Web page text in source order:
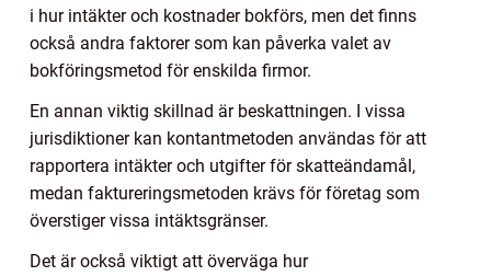
i hur intäkter och kostnader bokförs, men det finns
också andra faktorer som kan påverka valet av
bokföringsmetod för enskilda firmor.
En annan viktig skillnad är beskattningen. I vissa
jurisdiktioner kan kontantmetoden användas för att
rapportera intäkter och utgifter för skatteändamål,
medan faktureringsmetoden krävs för företag som
överstiger vissa intäktsgränser.
Det är också viktigt att överväga hur